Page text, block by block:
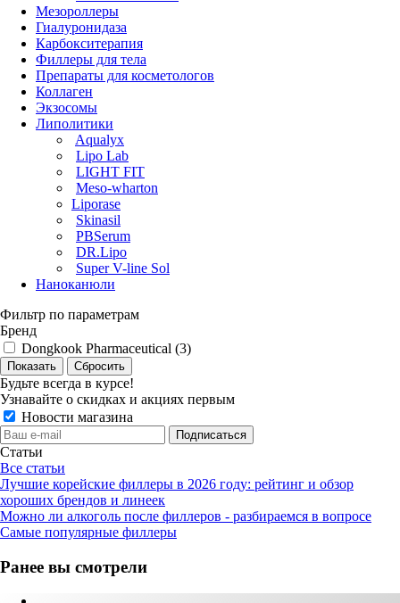
Мезороллеры
Гиалуронидаза
Карбокситерапия
Филлеры для тела
Препараты для косметологов
Коллаген
Экзосомы
Липолитики
Aqualyx
Lipo Lab
LIGHT FIT
Meso-wharton
Liporase
Skinasil
PBSerum
DR.Lipo
Super V-line Sol
Наноканюли
Фильтр по параметрам
Бренд
Dongkook Pharmaceutical (3)
Сбросить
Будьте всегда в курсе!
Узнавайте о скидках и акциях первым
Новости магазина
Статьи
Все статьи
Лучшие корейские филлеры в 2026 году: рейтинг и обзор
хороших брендов и линеек
Можно ли алкоголь после филлеров - разбираемся в вопросе
Самые популярные филлеры
Ранее вы смотрели